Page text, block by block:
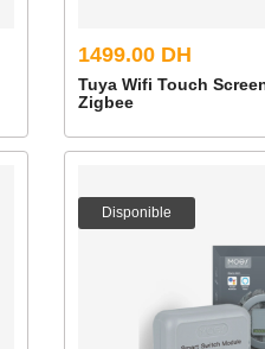
1499.00 DH
Tuya Wifi Touch
Zigbee
Disponible